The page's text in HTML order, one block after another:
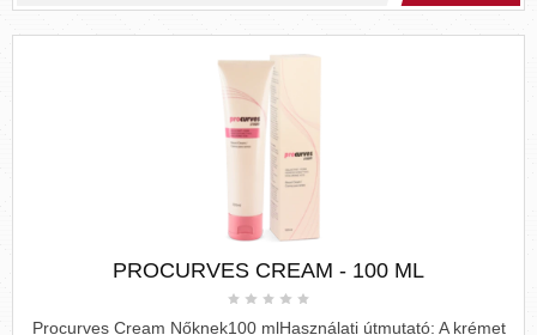
PROCURVES CREAM - 100 ML
Procurves Cream Nőknek100 mlHasználati útmutató: A krémet